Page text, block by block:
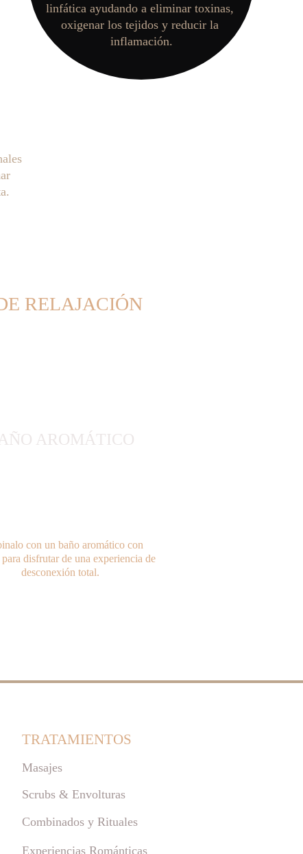
linfática ayudando a eliminar toxinas,
oxigenar los tejidos y reducir la
inflamación.
RELAJACIÓN
con un baño aromático con
disfrutar de una experiencia de
desconexión total.
AROMÁTICO
Masajes
Scrubs & Envolturas
Combinados y Rituales
TRATAMIENTOS
Experiencias Románticas